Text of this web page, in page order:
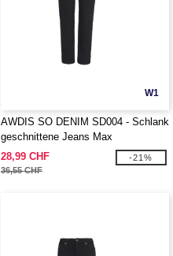
W1
AWDIS SO DENIM SD004 - Schlank
geschnittene Jeans Max
28,99 CHF
36,55 CHF
-21%